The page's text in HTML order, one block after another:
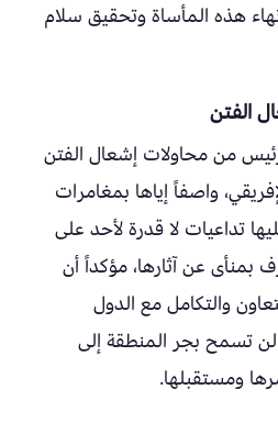
هذه المأساة وتحقيق سلام
الفتن
من محاولات إشعال الفتن
واصفاً إياها بمغامرات
تداعيات لا قدرة لأحد على
بمنأى عن آثارها، مؤكداً أن
والتكامل مع الدول
تسمح بجر المنطقة إلى
ومستقبلها.